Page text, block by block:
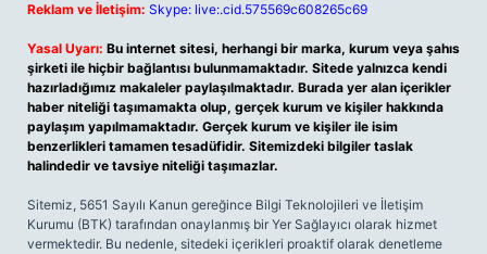
Reklam ve İletişim: Skype: live:.cid.575569c608265c69
Yasal Uyarı: Bu internet sitesi, herhangi bir marka, kurum veya şahıs
şirketi ile hiçbir bağlantısı bulunmamaktadır. Sitede yalnızca kendi
hazırladığımız makaleler paylaşılmaktadır. Burada yer alan içerikler
haber niteliği taşımamakta olup, gerçek kurum ve kişiler hakkında
paylaşım yapılmamaktadır. Gerçek kurum ve kişiler ile isim
benzerlikleri tamamen tesadüfidir. Sitemizdeki bilgiler taslak
halindedir ve tavsiye niteliği taşımazlar.
Sitemiz, 5651 Sayılı Kanun gereğince Bilgi Teknolojileri ve İletişim
Kurumu (BTK) tarafından onaylanmış bir Yer Sağlayıcı olarak hizmet
vermektedir. Bu nedenle, sitedeki içerikleri proaktif olarak denetleme